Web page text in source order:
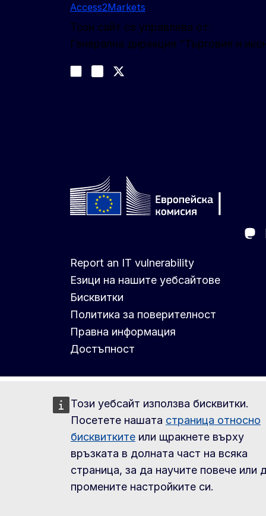
Този уебсайт използва бисквитки.
Посетете нашата страница относно
бисквитките или щракнете върху
връзката в долната част на всяка
страница, за да научите повече или
промените настройките си.
Access2Markets
Този сайт се управлява от:
Генерална дирекция "Търговия и
Join us on LinkedIn
Trade-Off podcast
Report an IT vulnerability
Езици на нашите уебсайтове
Бисквитки
Политика за поверителност
Правна информация
Достъпност